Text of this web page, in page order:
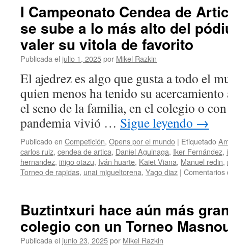
sub12
I Campeonato Cendea de
se sube a lo más alto del
valer su vitola de favorito
Publicada el julio 1, 2025por Mikel Razkin
El ajedrez es algo que gusta a todo el
quien menos ha tenido su
el seno de la familia, en el colegio o
pandemia vivió … Sigue leyendo →
Publicado en Competición, Opens por el mundo | Etiquetado
carlos ruiz, cendea de artica, Daniel Aguinaga, Iker Fernández,
hernandez, iñigo otazu, Iván huarte, Kaiet Viana, Manuel redin,
Torneo de rapidas, unai migueltorena, Yago diaz | Comentarios
Buztintxuri hace aún más
colegio con un Torneo
Publicada el junio 23, 2025por Mikel Razkin